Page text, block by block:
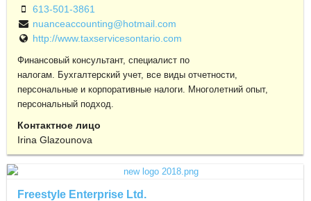
613-501-3861
nuanceaccounting@hotmail.com
http://www.taxservicesontario.com
Финансовый консультант, специалист по
налогам. Бухгалтерский учет, все виды отчетности,
персональные и корпоративные налоги. Многолетний опыт,
персональный подход.
Контактное лицо
Irina Glazounova
Freestyle Enterprise Ltd.